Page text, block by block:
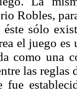
Robles,
éste sólo
el juego
como una
las reglas
fue